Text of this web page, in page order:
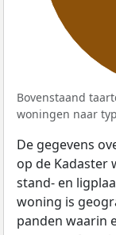
Bovenstaand
woningen naar
De gegevens
op de Kadaster
stand- en
woning is
panden waarin